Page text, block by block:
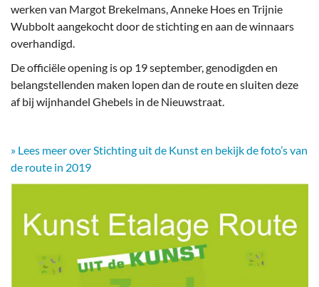
werken van Margot Brekelmans, Anneke Hoes en Trijnie
Wubbolt aangekocht door de stichting en aan de winnaars
overhandigd.
De officiële opening is op 19 september, genodigden en
belangstellenden maken lopen dan de route en sluiten deze
af bij wijnhandel Ghebels in de Nieuwstraat.
» Lees meer over Stichting uit de Kunst en bekijk de foto’s van
de route in 2019